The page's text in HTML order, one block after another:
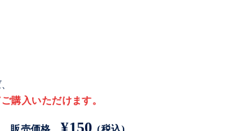
購入いただけます。
¥150